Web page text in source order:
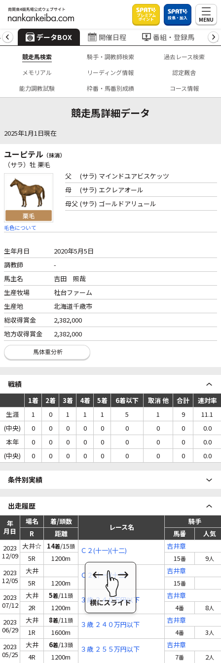
プレミアム
ポイント 投票・加入 MENU
データBOX 開催日程 番組・登録馬
競走馬検索 騎手・調教師検索
過去レース検索
メモリアル
リーディング情報
認定厩舎
能力調教試験
枠番・馬番別成績 コース情報
競走馬詳細データ
2025年1月1日現在
ユーピテル （抹消）
（サラ）牡 栗毛
毛色について
父 (サラ) マインドユアビスケッツ
母
(サラ) エクレアオール
母父 (サラ) ゴールドアリュール
生年月日
2020年5月5日
調教師
-
馬主名
吉田 照哉
生産牧場
社台ファーム
生産地
北海道千歳市
総収得賞金
2,382,000
地方収得賞金
2,382,000
戦績
1着 2着 3着 4着 5着 6着以下 取消 他 合計
連対率
生涯
1 0 1 1 1 5 1 9
11.1
(中央)
0 0 0 0 0 0 0 0
0.0
本年
0 0 0 0 0 0 0 0
0.0
(中央)
0 0 0 0 0 0 0 0 0.0
条件別実績
出走履歴
年
月日
場名 着/頭数
レース名
騎手
R
距離 馬番
人気
2023
12/09
大井☆ 14着/15頭 Ｃ２(十一)(十二)
吉井章
5R
1200m 15番 9人
2023
12/05
大井 Ｃ２(十一)(十二)
吉井章
5R
1200m 15番
2023
07/12
大井 5着/11頭 ３歳 ２４０万円以下
吉井章
2R
1200m 4番 8人
2023
06/29
大井 8着/11頭 ３歳 ２４０万円以下
吉井章
1R
1600m 4番 3人
2023
05/25
大井 6着/13頭 ３歳 ２５５万円以下
吉井章
4R
1200m 7番 2人